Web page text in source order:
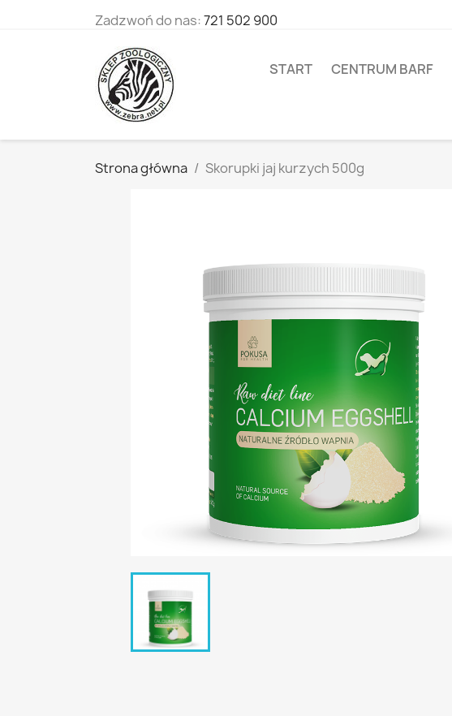
Zadzwoń do nas:721 502 900
START CENTRUM BARF
Strona główna Skorupki jaj kurzych 500g